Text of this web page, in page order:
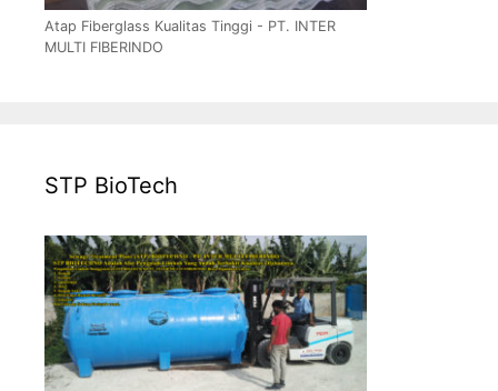
Atap Fiberglass Kualitas Tinggi - PT. INTER
MULTI FIBERINDO
STP BioTech